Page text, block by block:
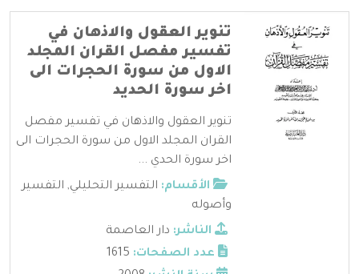
تنوير العقول والاذهان في
تفسير مفصل القران المجلد
الاول من سورة الحجرات الى
اخر سورة الحديد
تنوير العقول والاذهان في تفسير مفصل
القران المجلد الاول من سورة الحجرات الى
اخر سورة الحدي ...
الأقسام: التفسير التحليلي, التفسير
وأصوله
الناشر: دار العاصمة
عدد الصفحات: